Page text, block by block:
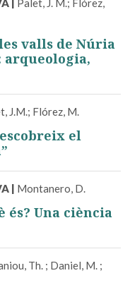
| Palet, J. M.; Flórez,
valls de Núria
arqueologia,
J.M.; Flórez, M.
el
| Montanero, D.
és? Una ciència
Th. ; Daniel, M. ;